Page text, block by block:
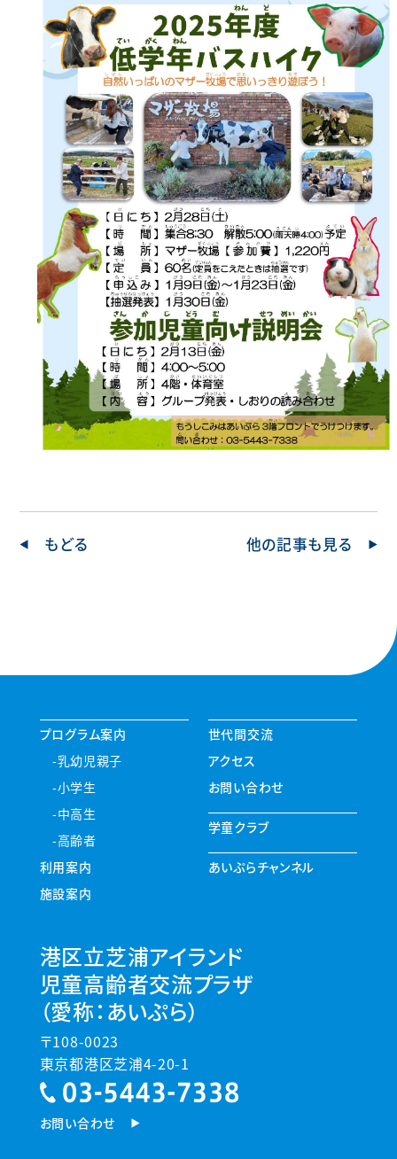
もどる 他の記事も見る
プログラム案内
乳幼児親子
小学生
中高生
高齢者
利用案内
施設案内
世代間交流
アクセス
お問い合わせ
学童クラブ
あいぷらチャンネル
港区立芝浦アイランド
児童高齢者交流プラザ
（愛称：あいぷら）
〒108-0023
東京都港区芝浦4-20-1
お問い合わせ